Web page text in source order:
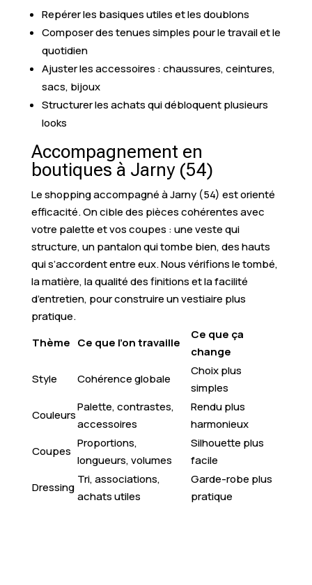
Repérer les basiques utiles et les doublons
Composer des tenues simples pour le travail et le
quotidien
Ajuster les accessoires : chaussures, ceintures,
sacs, bijoux
Structurer les achats qui débloquent plusieurs
looks
Accompagnement en
boutiques à Jarny (54)
Le shopping accompagné à Jarny (54) est orienté
efficacité. On cible des pièces cohérentes avec
votre palette et vos coupes : une veste qui
structure, un pantalon qui tombe bien, des hauts
qui s’accordent entre eux. Nous vérifions le tombé,
la matière, la qualité des finitions et la facilité
d’entretien, pour construire un vestiaire plus
pratique.
Thème Ce que l’on travaille
Ce que ça
change
Style
Cohérence globale
Choix plus
simples
Couleurs
Palette, contrastes,
accessoires
Rendu plus
harmonieux
Coupes
Proportions,
longueurs, volumes
Silhouette plus
facile
Dressing
Tri, associations,
achats utiles
Garde-robe plus
pratique